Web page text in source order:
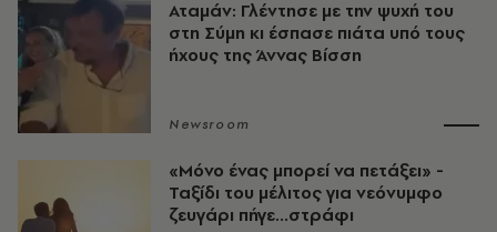
Αταμάν: Γλέντησε με την ψυχή του
στη Σύμη κι έσπασε πιάτα υπό τους
ήχους της Άννας Βίσση
Newsroom
«Μόνο ένας μπορεί να πετάξει» -
Ταξίδι του μέλιτος για νεόνυμφο
ζευγάρι πήγε...στράφι